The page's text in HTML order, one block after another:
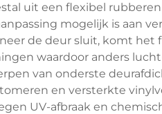
uit een flexibel
mogelijk is aan
de deur sluit, komt
waardoor anders
van onderste
en versterkte
UV-afbraak en